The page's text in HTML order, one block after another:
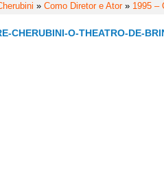
» Como Diretor e Ator» 1995 –
CHERUBINI-O-THEATRO-DE-